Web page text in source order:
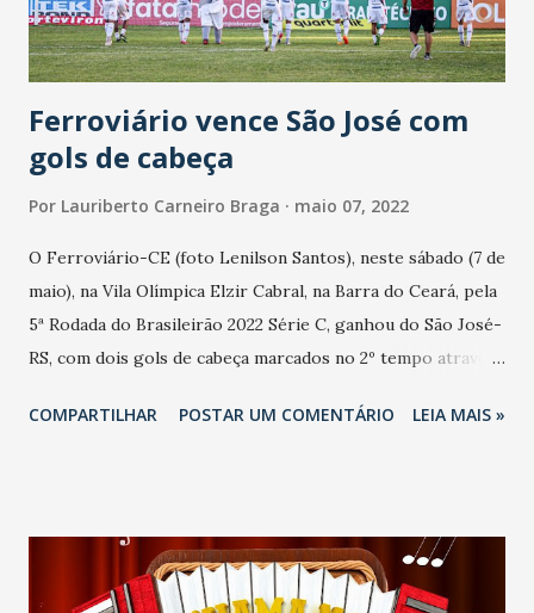
Ferroviário vence São José com
gols de cabeça
Por Lauriberto Carneiro Braga maio 07, 2022
O Ferroviário-CE (foto Lenilson Santos), neste sábado (7 de
maio), na Vila Olímpica Elzir Cabral, na Barra do Ceará, pela
5ª Rodada do Brasileirão 2022 Série C, ganhou do São José-
RS, com dois gols de cabeça marcados no 2º tempo através
Ferroviário, que sobe para a 4ª posição com 9 pontos.
Wagninho, de cabeça, aos 4 minutos; e Edson Cariús, de
cabeça, aos 20 minutos do segundo tempo. Substituições:
COMPARTILHAR POSTAR UM COMENTÁRIO LEIA MAIS »